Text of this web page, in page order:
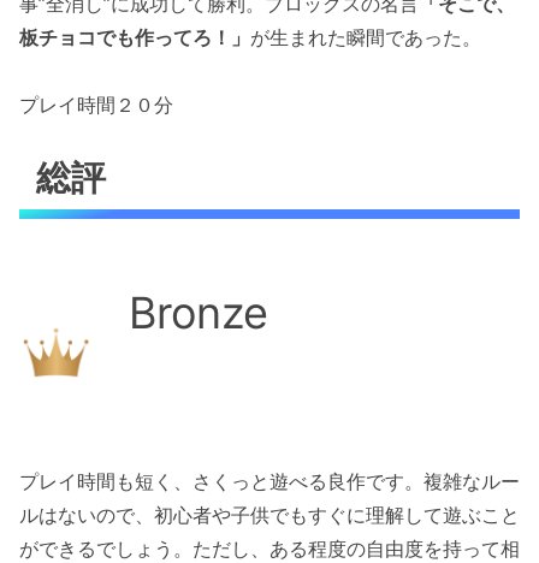
板チョコでも作ってろ！」 が生まれた瞬間であった。
プレイ時間２０分
総評
Bronze
プレイ時間も短く、さくっと遊べる良作です。複雑なルー
ルはないので、初心者や子供でもすぐに理解して遊ぶこと
ができるでしょう。ただし、ある程度の自由度を持って相